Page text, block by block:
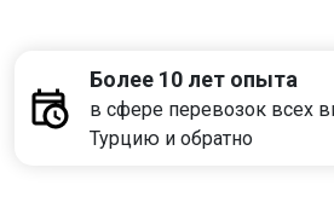
Более 10 лет опыта
в сфере перевозок всех
Турцию и обратно